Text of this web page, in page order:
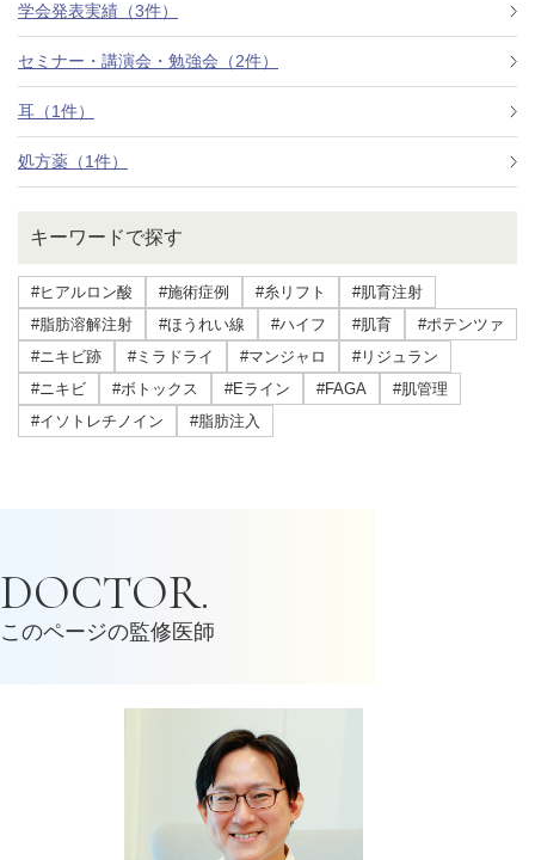
学会発表実績（3件）
セミナー・講演会・勉強会（2件）
耳（1件）
処方薬（1件）
キーワードで探す
#ヒアルロン酸 #施術症例 #糸リフト
#肌育注射
#脂肪溶解注射
#ほうれい線 #ハイフ #肌育
#ポテンツァ
#ニキビ跡
#ミラドライ #マンジャロ
#リジュラン
#ニキビ
#ボトックス #Eライン #FAGA
#肌管理
#イソトレチノイン
#脂肪注入
DOCTOR.
このページの監修医師